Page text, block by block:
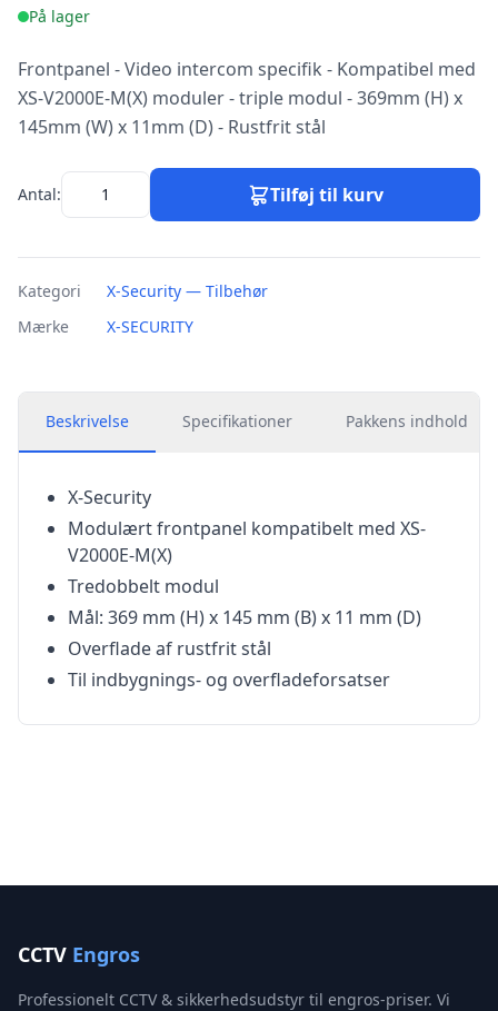
På lager
Frontpanel - Video intercom specifik - Kompatibel med
XS-V2000E-M(X) moduler - triple modul - 369mm (H) x
145mm (W) x 11mm (D) - Rustfrit stål
Antal: Tilføj til kurv
Kategori
X-Security — Tilbehør
Mærke
X-SECURITY
Beskrivelse Specifikationer Pakkens indhold
X-Security
Modulært frontpanel kompatibelt med XS-
V2000E-M(X)
Tredobbelt modul
Mål: 369 mm (H) x 145 mm (B) x 11 mm (D)
Overflade af rustfrit stål
Til indbygnings- og overfladeforsatser
CCTV Engros
Professionelt CCTV & sikkerhedsudstyr til engros-priser. Vi